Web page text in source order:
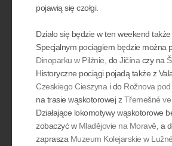
pojawią się czołgi.
Działo się będzie w ten weekend także
Specjalnym pociągiem będzie można
Dinoparku w Pilźnie , doJičína czy na
Historyczne pociągi pojadą także z
Czeskiego Cieszyna i do Rožnova
na trasie wąskotorowej zTřemešné
Działające lokomotywy wąskotorowe
zobaczyć w Mladějovie na Moravě , a
zaprasza Muzeum Kolejarskie w